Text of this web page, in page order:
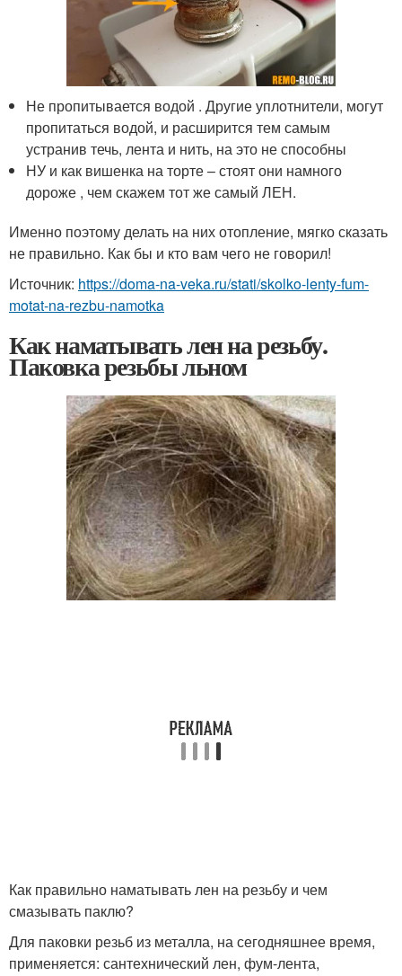
Не пропитывается водой . Другие уплотнители, могут
пропитаться водой, и расширится тем самым
устранив течь, лента и нить, на это не способны
НУ и как вишенка на торте – стоят они намного
дороже , чем скажем тот же самый ЛЕН.
Именно поэтому делать на них отопление, мягко сказать
не правильно. Как бы и кто вам чего не говорил!
Источник: https://doma-na-veka.ru/stati/skolko-lenty-fum-
motat-na-rezbu-namotka
Как наматывать лен на резьбу.
Паковка резьбы льном
Как правильно наматывать лен на резьбу и чем
смазывать паклю?
Для паковки резьб из металла, на сегодняшнее время,
применяется: сантехнический лен, фум-лента,